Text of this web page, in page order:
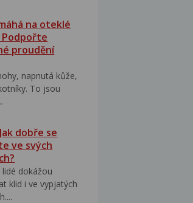
na oteklé
Podpořte
proudění
napnutá kůže,
To jsou
dobře se
ve svých
dokážou
klid i ve vypjatých